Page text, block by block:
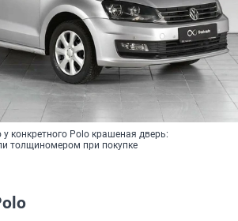
у конкретного Polo крашеная дверь:
толщиномером при покупке